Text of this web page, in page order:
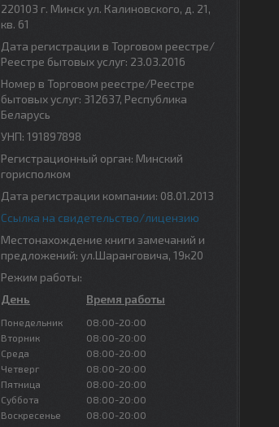
220103 г. Минск ул. Калиновского, д. 21,
кв. 61
Дата регистрации в Торговом реестре/
Реестре бытовых услуг: 23.03.2016
Номер в Торговом реестре/Реестре
бытовых услуг: 312637, Республика
Беларусь
УНП: 191897898
Регистрационный орган: Минский
горисполком
Дата регистрации компании: 08.01.2013
Ссылка на свидетельство/лицензию
Местонахождение книги замечаний и
предложений: ул.Шаранговича, 19к20
Режим работы:
День
Время работы
Понедельник
08:00-20:00
Вторник
08:00-20:00
Среда
08:00-20:00
Четверг
08:00-20:00
Пятница
08:00-20:00
Суббота
08:00-20:00
Воскресенье
08:00-20:00